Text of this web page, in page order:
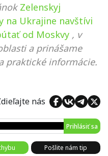
Zelenskyj
na Ukrajine navštívi
od Moskvy , v
a prinášame
praktické informácie.
nás
Prihlásiť sa
Pošlite nám tip